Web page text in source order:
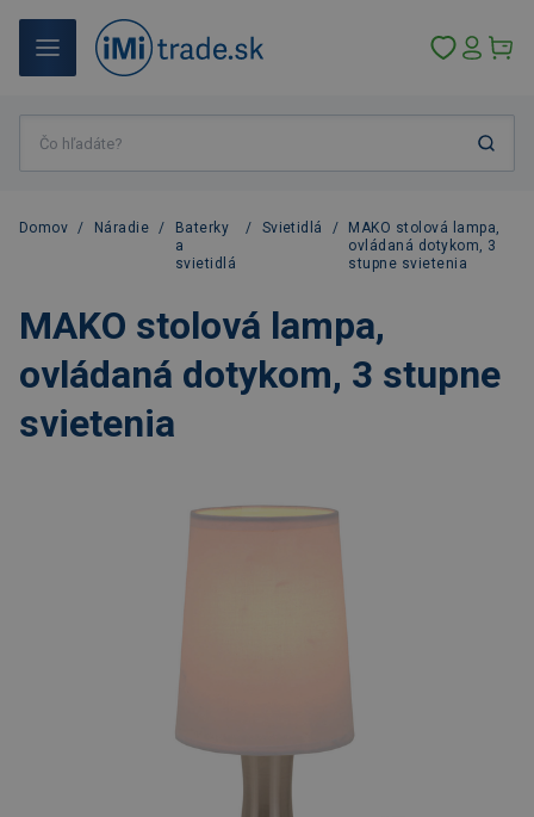
Domov / Náradie /
Baterky
a
svietidlá
/ Svietidlá /
MAKO stolová lampa,
ovládaná dotykom, 3
stupne svietenia
MAKO stolová lampa,
ovládaná dotykom, 3 stupne
svietenia